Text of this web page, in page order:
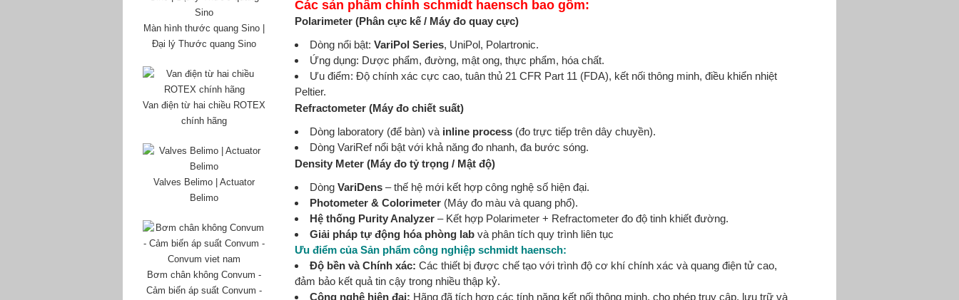
Các sản phẩm chính schmidt haensch bao gồm:
Polarimeter (Phân cực kế / Máy đo quay cực)
Dòng nổi bật:VariPol Series, UniPol, Polartronic.
Ứng dụng: Dược phẩm, đường, mật ong, thực phẩm, hóa chất.
Ưu điểm: Độ chính xác cực cao, tuân thủ 21 CFR Part 11 (FDA), kết nối thông minh, điều khiển nhiệt
Peltier.
Refractometer (Máy đo chiết suất)
Dòng laboratory (để bàn) và inline process (đo trực tiếp trên dây chuyền).
Dòng VariRef nổi bật với khả năng đo nhanh, đa bước sóng.
Density Meter (Máy đo tỷ trọng / Mật độ)
DòngVariDens – thế hệ mới kết hợp công nghệ số hiện đại.
Photometer & Colorimeter (Máy đo màu và quang phổ).
Hệ thống Purity Analyzer – Kết hợp Polarimeter + Refractometer đo độ tinh khiết đường.
Giải pháp tự động hóa phòng lab và phân tích quy trình liên tục
Ưu điểm của Sản phẩm công nghiệp schmidt haensch:
Độ bền và Chính xác: Các thiết bị được chế tạo với trình độ cơ khí chính xác và quang điện tử cao,
đảm bảo kết quả tin cậy trong nhiều thập kỷ.
Công nghệ hiện đại: Hãng đã tích hợp các tính năng kết nối thông minh, cho phép truy cập, lưu trữ và
Màn hình thước quang Sino |
Đại lý Thước quang Sino
Van điện từ hai chiều ROTEX
chính hãng
Valves Belimo | Actuator
Belimo
Bơm chân không Convum -
Cảm biến áp suất Convum -